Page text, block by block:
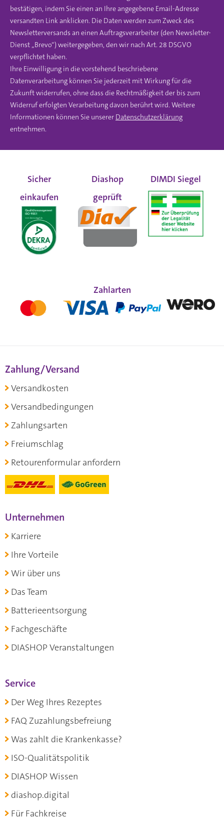
bestätigen, indem Sie einen an Ihre angegebene Email-Adresse
versandten Link anklicken. Die Daten werden zum Zweck des
Newsletterversands an einen Auftragsverarbeiter (den Newsletter-
Dienst „Brevo“) weitergegeben, den wir nach Art. 28 DSGVO
verpflichtet haben.
Ihre Einwilligung in die vorstehend beschriebene
Datenverarbeitung können Sie jederzeit mit Wirkung für die
Zukunft widerrufen, ohne dass die Rechtmäßigkeit der bis zum
Widerruf erfolgten Verarbeitung davon berührt wird. Weitere
Informationen können Sie unserer Datenschutzerklärung
entnehmen.
Sicher
einkaufen
Diashop
geprüft
DIMDI Siegel
Zahlarten
Zahlung/Versand
Versandkosten
Versandbedingungen
Zahlungsarten
Freiumschlag
Retourenformular anfordern
Unternehmen
Karriere
Ihre Vorteile
Wir über uns
Das Team
Batterieentsorgung
Fachgeschäfte
DIASHOP Veranstaltungen
Service
Der Weg Ihres Rezeptes
FAQ Zuzahlungsbefreiung
Was zahlt die Krankenkasse?
ISO-Qualitätspolitik
DIASHOP Wissen
diashop.digital
Für Fachkreise